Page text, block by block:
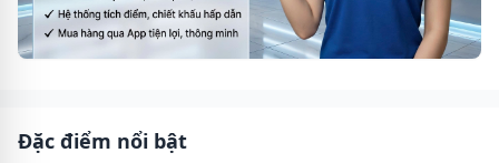
Đặc điểm nổi bật